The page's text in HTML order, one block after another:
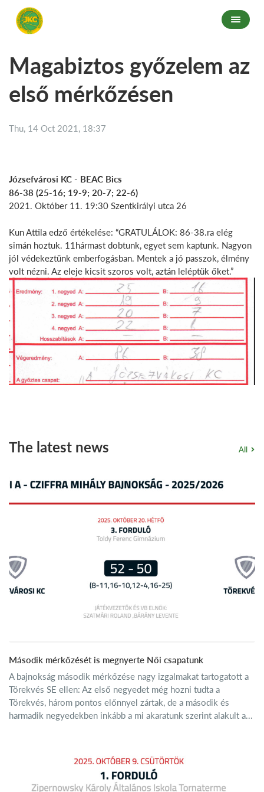
Magabiztos győzelem az
első mérkőzésen
Thu, 14 Oct 2021, 18:37
Józsefvárosi KC - BEAC Bics
86-38 (25-16; 19-9; 20-7; 22-6)
2021. Október 11. 19:30 Szentkirályi utca 26
Kun Attila edző értékelése: “GRATULÁLOK: 86-38.ra elég
simán hoztuk. 11hármast dobtunk, egyet sem kaptunk. Nagyon
jól védekeztünk emberfogásban. Mentek a jó passzok, élmény
volt nézni. Az eleje kicsit szoros volt, aztán leléptük őket.”
The latest news All
Második mérkőzését is megnyerte Női csapatunk
A bajnokság második mérkőzése nagy izgalmakat tartogatott a
Törekvés SE ellen: Az első negyedet még hozni tudta a
Törekvés, három pontos előnnyel zártak, de a második és
harmadik negyedekben inkább a mi akaratunk szerint alakult a...